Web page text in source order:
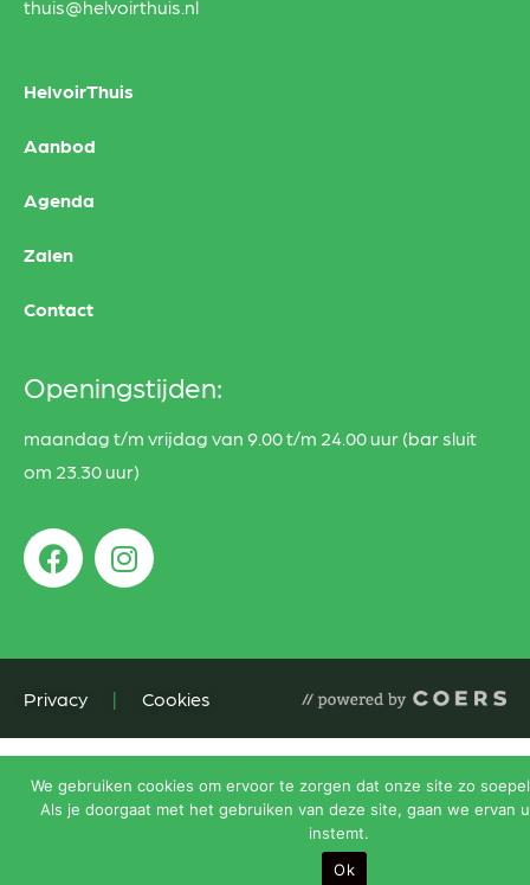
thuis@helvoirthuis.nl
HelvoirThuis
Aanbod
Agenda
Zalen
Contact
Openingstijden:
maandag t/m vrijdag van 9.00 t/m 24.00 uur (bar sluit
om 23.30 uur)
Privacy | Cookies
We gebruiken cookies om ervoor te zorgen dat onze site zo
Als je doorgaat met het gebruiken van deze site, gaan we ervan
instemt.
Ok